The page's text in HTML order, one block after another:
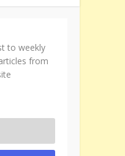
to weekly
from